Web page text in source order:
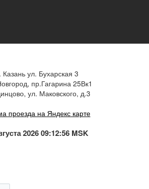
Казань ул. Бухарская 3
пр.Гагарина 25Вк1
ул. Маковского, д.3
проезда на Яндекс карте
2026 09:12:56 MSK